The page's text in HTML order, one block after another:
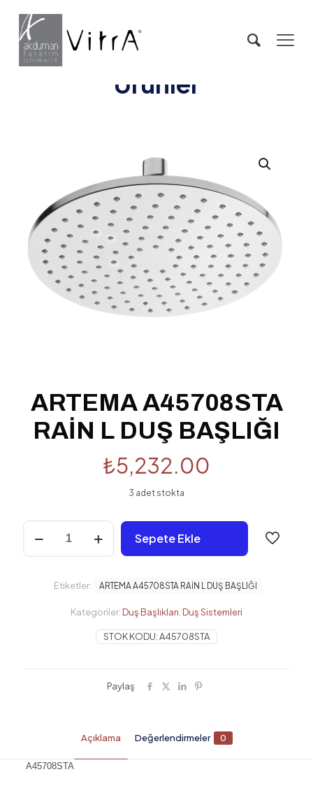
Ürünler
ARTEMA A45708STA
RAİN L DUŞ BAŞLIĞI
₺5,232.00
3 adet stokta
ARTEMA
A45708STA
RAİN
BAŞLIĞI
Sepete Ekle
STOK KODU:A45708STA
Kategoriler: Duş Başlıkları, Duş Sistemleri
Etiketler: ARTEMA A45708STA RAİN L DUŞ BAŞLIĞI
Paylaş
Açıklama Değerlendirmeler 0
A45708STA